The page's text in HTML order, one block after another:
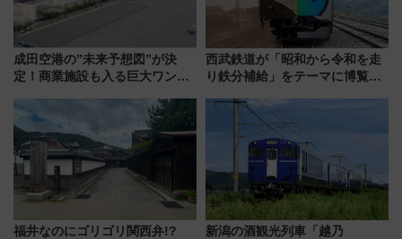
成田空港の”未来予想図”が決
定！商業施設も入る巨大ワンタ
で新型特急が品川･羽田とを結
ぶ！ JR空港駅は2面3線化！
西武鉄道が「昭和から令和を走
り鉄分補給」をテーマに博覧会
14日から 新車両「トキイロ」体
験ブースも アクセスや申込方法
福井なのにゴリゴリ関西弁!?
新潟の酒観光列車「越乃